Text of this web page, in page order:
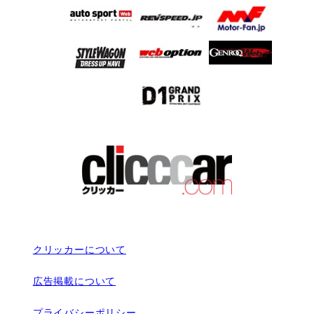
クリッカーについて
広告掲載について